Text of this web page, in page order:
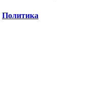
Политика